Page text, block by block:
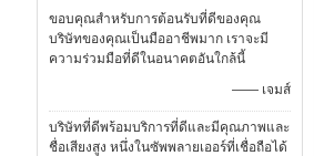
ขอบคุณสำหรับการต้อนรับที่ดีของคุณ
บริษัทของคุณเป็นมืออาชีพมาก เราจะมี
ความร่วมมือที่ดีในอนาคตอันใกล้นี้
—— เจมส์
บริษัทที่ดีพร้อมบริการที่ดีและมีคุณภาพและ
ชื่อเสียงสูง หนึ่งในซัพพลายเออร์ที่เชื่อถือได้